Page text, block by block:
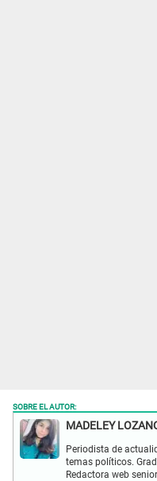
SOBRE EL AUTOR:
MADELEY
Periodista de
temas políticos.
Redactora web